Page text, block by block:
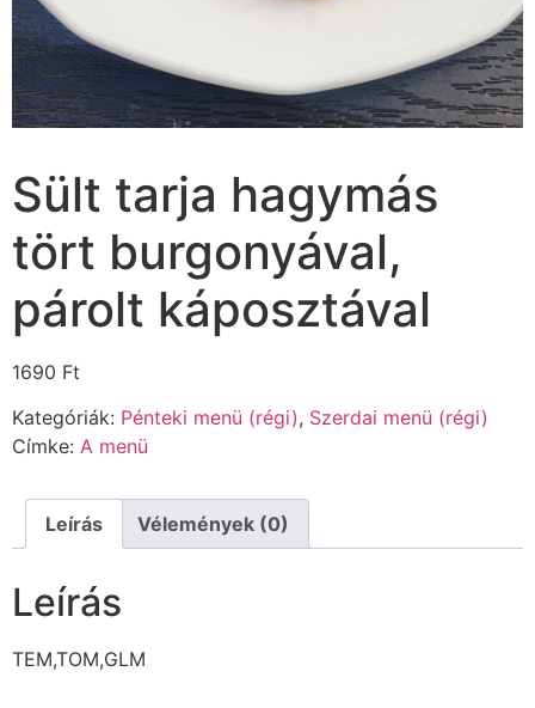
Sült tarja hagymás
tört burgonyával,
párolt káposztával
1690 Ft
Kategóriák: Pénteki menü (régi), Szerdai menü (régi)
Címke: A menü
Leírás Vélemények (0)
Leírás
TEM,TOM,GLM